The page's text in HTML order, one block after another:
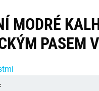
MODRÉ
PASEM